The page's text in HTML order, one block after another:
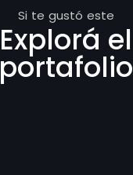
Si te gustó este
Explorá el
portafolio